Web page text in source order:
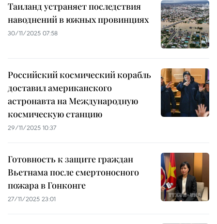
Таиланд устраняет последствия
наводнений в южных провинциях
30/11/2025 07:58
Российский космический корабль
доставил американского
астронавта на Международную
космическую станцию
29/11/2025 10:37
Готовность к защите граждан
Вьетнама после смертоносного
пожара в Гонконге
27/11/2025 23:01